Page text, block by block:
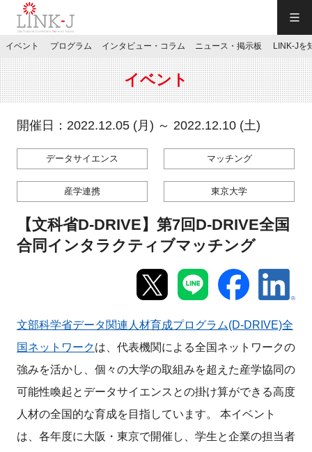
JP／EN
特別会員専用メニュー
お問い合わせ
イベント
プログラム
イベント プログラム インタビュー・コラム ニュース・掲示板 LINK-Jを
イベント
開催日：2022.12.05 (月) ～ 2022.12.10 (土)
データサイエンス マッチング
産学連携 東京大学
【文科省D-DRIVE】第7回D-DRIVE全国
合同インタラクティブマッチング
文部科学省データ関連人材育成プログラム(D-DRIVE)全
国ネットワークは、代表機関による全国ネットワークの
強みを活かし、個々の大学の取組みを超えた産学協同の
可能性喚起とデータサイエンスとの掛け算ができる高度
人材の全国的な育成を目指しています。 本イベント
は、各年度に大阪・東京で開催し、学生と企業の担当者